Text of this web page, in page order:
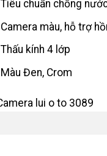
Tiêu chuẩn chống
Camera màu, hỗ trợ
Thấu kính 4 lớp
Màu Đen, Crom